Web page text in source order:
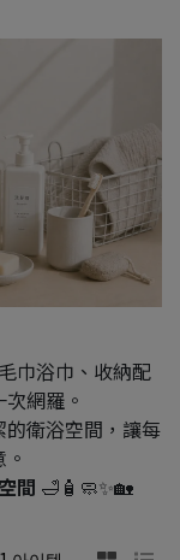
巾浴巾、收納配
網羅。
衛浴空間，讓每
間 🛁🧴🧼✨🏡